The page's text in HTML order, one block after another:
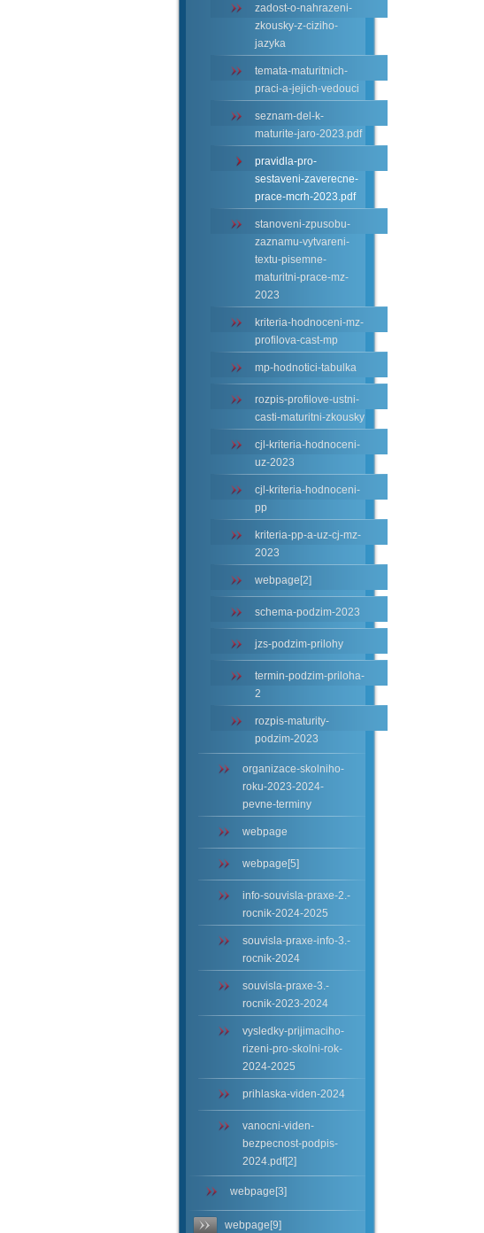
zadost-o-nahrazeni-
zkousky-z-ciziho-
jazyka
temata-maturitnich-
praci-a-jejich-vedouci
seznam-del-k-
maturite-jaro-2023.pdf
pravidla-pro-
sestaveni-zaverecne-
prace-mcrh-2023.pdf
stanoveni-zpusobu-
zaznamu-vytvareni-
textu-pisemne-
maturitni-prace-mz-
2023
kriteria-hodnoceni-mz-
profilova-cast-mp
mp-hodnotici-tabulka
rozpis-profilove-ustni-
casti-maturitni-zkousky
cjl-kriteria-hodnoceni-
uz-2023
cjl-kriteria-hodnoceni-
pp
kriteria-pp-a-uz-cj-mz-
2023
webpage[2]
schema-podzim-2023
jzs-podzim-prilohy
termin-podzim-priloha-
2
rozpis-maturity-
podzim-2023
organizace-skolniho-
roku-2023-2024-
pevne-terminy
webpage
webpage[5]
info-souvisla-praxe-2.-
rocnik-2024-2025
souvisla-praxe-info-3.-
rocnik-2024
souvisla-praxe-3.-
rocnik-2023-2024
vysledky-prijimaciho-
rizeni-pro-skolni-rok-
2024-2025
prihlaska-viden-2024
vanocni-viden-
bezpecnost-podpis-
2024.pdf[2]
webpage[3]
webpage[9]